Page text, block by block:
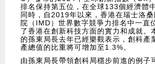
排名保持第五位，在全球133個經濟體
同時，自2019年以來，香港在瑞士洛
院（IMD）世界數字競爭力排名中一直
了香港在創新科技方面的實力和成就。
的孫東局長去年已經樂觀表示，創科產
產總值的比重將可增加至1.3%。
由孫東局長帶領創科局穩步前進的例子